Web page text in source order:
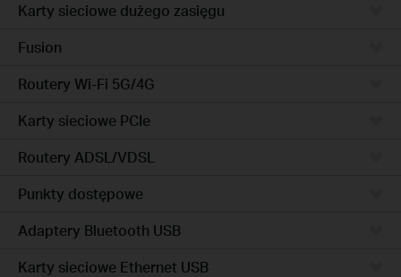
Karty sieciowe dużego zasięgu
Fusion
Routery Wi-Fi 5G/4G
Karty sieciowe PCIe
Routery ADSL/VDSL
Punkty dostępowe
Adaptery Bluetooth USB
Karty sieciowe Ethernet USB